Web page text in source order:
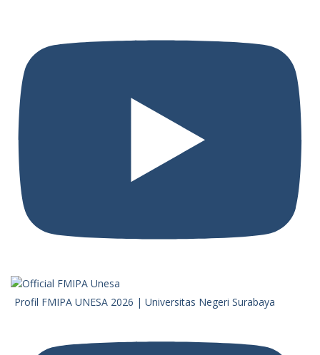
Profil FMIPA UNESA 2026 | Universitas Negeri Surabaya